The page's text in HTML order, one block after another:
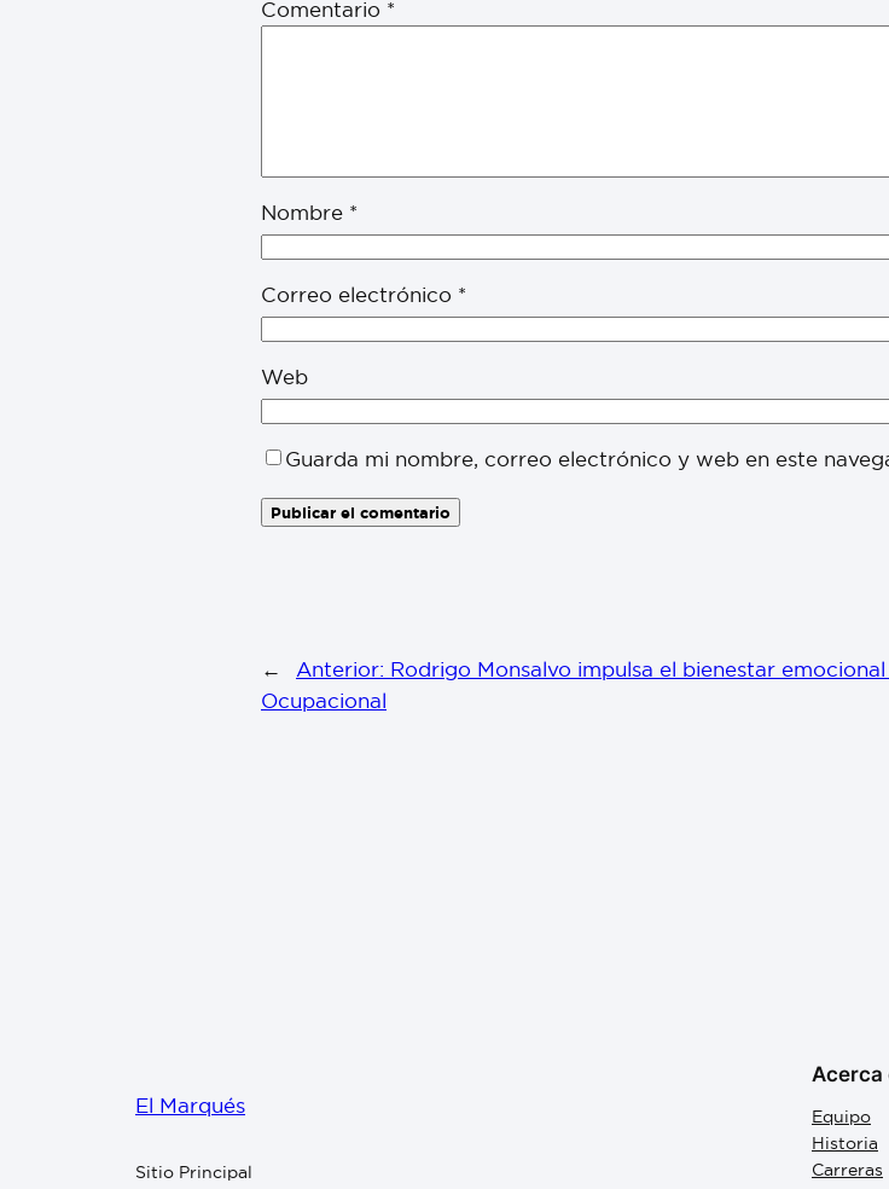
Comentario *
Nombre *
Correo electrónico *
Web
Guarda mi nombre, correo electrónico y web en este
← Anterior: Rodrigo Monsalvo impulsa el bienestar
Ocupacional
El Marqués
Sitio Principal
Acerca
Equipo
Historia
Carreras